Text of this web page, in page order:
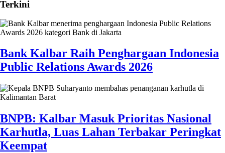
Terkini
Bank Kalbar Raih Penghargaan Indonesia
Public Relations Awards 2026
BNPB: Kalbar Masuk Prioritas Nasional
Karhutla, Luas Lahan Terbakar Peringkat
Keempat